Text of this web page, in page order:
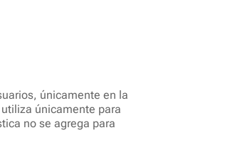
únicamente en la
únicamente para
no se agrega para